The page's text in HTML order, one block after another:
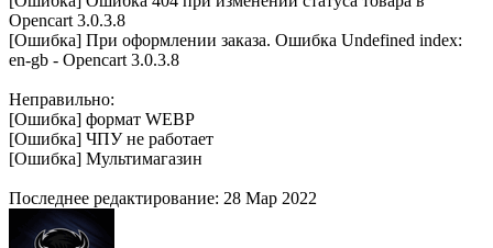
Оpencart 3.0.3.8
[Ошибка] При оформлении заказа. Ошибка Undefined index:
en-gb - Оpencart 3.0.3.8
Неправильно:
[Ошибка] формат WEBP
[Ошибка] ЧПУ не работает
[Ошибка] Мультимагазин
Последнее редактирование: 28 Мар 2022